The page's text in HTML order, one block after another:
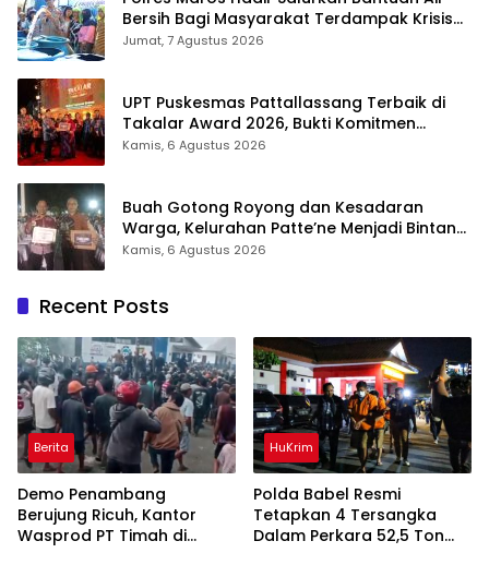
Bersih Bagi Masyarakat Terdampak Krisis
Air Bersih Di Maros
Jumat, 7 Agustus 2026
UPT Puskesmas Pattallassang Terbaik di
Takalar Award 2026, Bukti Komitmen
Hadirkan Pelayanan Kesehatan Berkualitas
Kamis, 6 Agustus 2026
Buah Gotong Royong dan Kesadaran
Warga, Kelurahan Patte’ne Menjadi Bintang
Takalar Award 2026
Kamis, 6 Agustus 2026
Recent Posts
Berita
Demo Penambang
Berujung Ricuh, Kantor
Wasprod PT Timah di
HuKrim
Polda Babel Resmi
Tetapkan 4 Tersangka
Dalam Perkara 52,5 Ton